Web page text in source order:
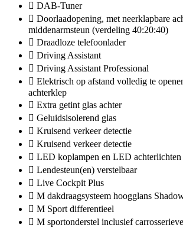
DAB-Tuner
Doorlaadopening, met neerklapbare
middenarmsteun (verdeling 40:20:40)
Draadloze telefoonlader
Driving Assistant
Driving Assistant Professional
Elektrisch op afstand volledig te
achterklep
Extra getint glas achter
Geluidsisolerend glas
Kruisend verkeer detectie
Kruisend verkeer detectie
LED koplampen en LED achterlichten
Lendesteun(en) verstelbaar
Live Cockpit Plus
M dakdraagsysteem hoogglans
M Sport differentieel
M sportonderstel inclusief